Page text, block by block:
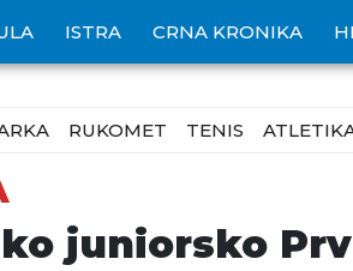
ISTRA CRNA KRONIKA
RUKOMET TENIS
juniorsko